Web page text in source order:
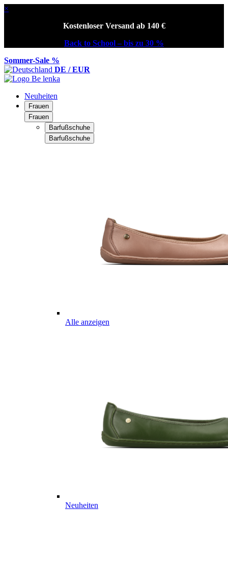
×
Kostenloser Versand ab 140 €
Back to School – bis zu 30 %
Sommer-Sale %
DE / EUR
Neuheiten
Frauen
Frauen
Barfußschuhe
Barfußschuhe
Alle anzeigen
Neuheiten